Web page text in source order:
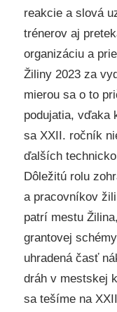
reakcie a slová
trénerov aj
organizáciu a
Žiliny 2023 za
mierou sa o to
podujatia, vďaka
sa XXII. ročník
ďalších
Dôležitú rolu
a pracovníkov
patrí mestu
grantovej
uhradená časť
dráh v mestskej
sa tešíme na